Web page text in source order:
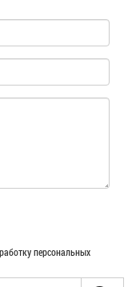
персональных